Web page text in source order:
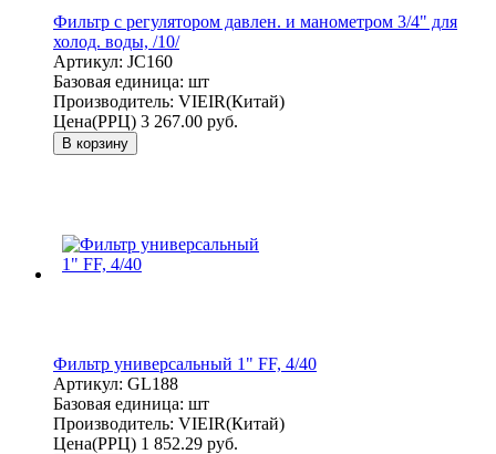
Фильтр с регулятором давлен. и манометром 3/4" для
холод. воды, /10/
Артикул: JC160
Базовая единица: шт
Производитель: VIEIR(Китай)
Цена(РРЦ) 3 267.00 руб.
В корзину
Фильтр универсальный 1" FF, 4/40
Артикул: GL188
Базовая единица: шт
Производитель: VIEIR(Китай)
Цена(РРЦ) 1 852.29 руб.